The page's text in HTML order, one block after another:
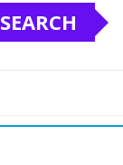
SEARCH